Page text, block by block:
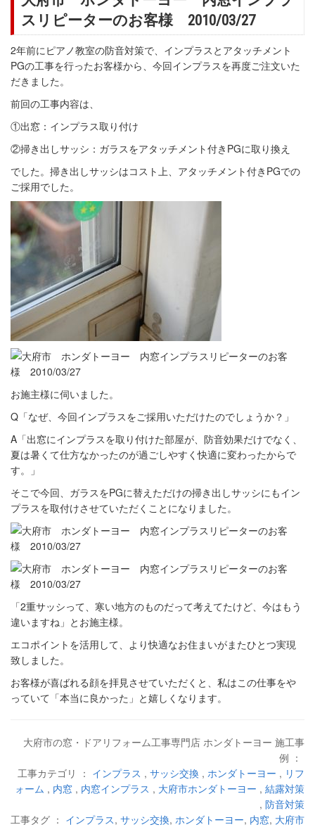
スリピーターのお客様 2010/03/27
2年前にピアノ教室の防音対策で、インプラスとアタッチメント
PGの工事を行ったお客様から、今回インプラスを再度ご注文いた
だきました。
前回の工事内容は、
①出窓：インプラス取り付け
②掃き出しサッシ：ガラスをアタッチメント付きPGに取り換え
でした。掃き出しサッシはコスト上、アタッチメント付きPGでの
ご採用でした。
お施主様に伺いました。
Q「なぜ、今回インプラスをご採用いただけたのでしょうか？」
A「出窓にインプラスを取り付けた部屋が、防音効果だけでなく、
夏は暑くて仕方なかったのが過ごしやすく快適に変わったからで
す。」
そこで今回、ガラスをPGに替えただけの掃き出しサッシにもイン
プラスを取付けさせていただくことになりました。
「2重サッシって、寒い地方のものだって考えてたけど、今はもう
違いますね」とお施主様。
エコポイントを活用して、より快適なお住まいがまたひとつ実現
致しました。
お客様が喜ばれる顔を拝見させていただくと、私はこの仕事をや
っていて「本当に良かった」と嬉しくなります。
大府市の窓・ドアリフォーム工事専門店 ホンダトーヨー 施工事
例 ：
工事カテゴリ ： インプラス , サッシ交換 , ホンダトーヨー , リフ
ォーム , 内窓 , 内窓インプラス , 大府市ホンダトーヨー , 結露対策
, 防音対策
工事タグ ： インプラス, サッシ交換, ホンダトーヨー, 内窓, 大府市